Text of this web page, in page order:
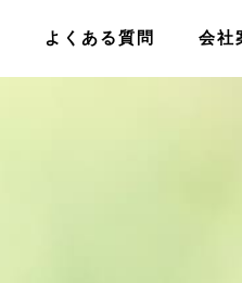
よくある質問 会社